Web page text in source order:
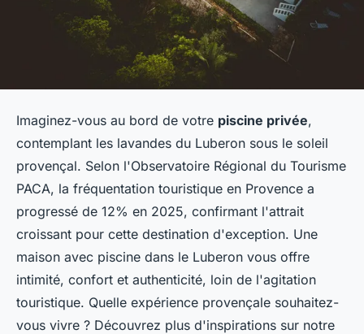
Imaginez-vous au bord de votre piscine privée,
contemplant les lavandes du Luberon sous le soleil
provençal. Selon l'Observatoire Régional du Tourisme
PACA, la fréquentation touristique en Provence a
progressé de 12% en 2025, confirmant l'attrait
croissant pour cette destination d'exception. Une
maison avec piscine dans le Luberon vous offre
intimité, confort et authenticité, loin de l'agitation
touristique. Quelle expérience provençale souhaitez-
vous vivre ? Découvrez plus d'inspirations sur notre